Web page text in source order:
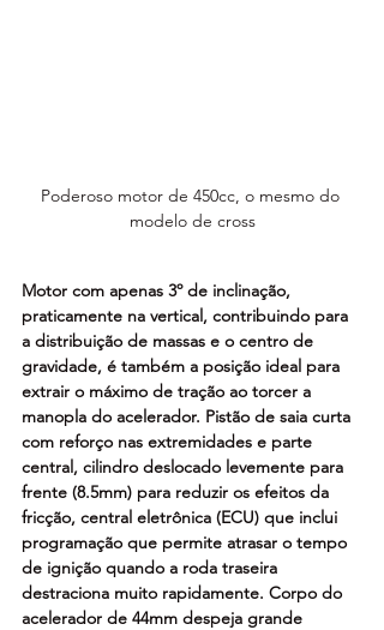
Poderoso motor de 450cc, o mesmo do
modelo de cross
Motor com apenas 3º de inclinação,
praticamente na vertical, contribuindo para
a distribuição de massas e o centro de
gravidade, é também a posição ideal para
extrair o máximo de tração ao torcer a
manopla do acelerador. Pistão de saia curta
com reforço nas extremidades e parte
central, cilindro deslocado levemente para
frente (8.5mm) para reduzir os efeitos da
fricção, central eletrônica (ECU) que inclui
programação que permite atrasar o tempo
de ignição quando a roda traseira
destraciona muito rapidamente. Corpo do
acelerador de 44mm despeja grande